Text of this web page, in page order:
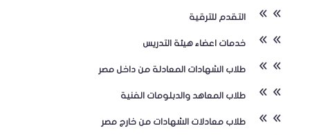
التقدم للترقية
خدمات اعضاء هيئة التدريس
طلاب الشهادات المعادلة من داخل مصر
طلاب المعاهد والدبلومات الفنية
طلاب معادلات الشهادات من خارج مصر